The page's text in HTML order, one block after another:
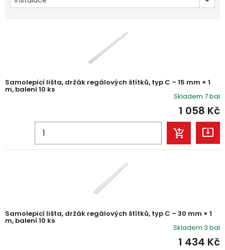
Samolepicí lišta, držák regálových štítků, typ C – 15 mm × 1
m, balení 10 ks
Skladem 7 bal
1 058 Kč
Samolepicí lišta, držák regálových štítků, typ C – 30 mm × 1
m, balení 10 ks
Skladem 3 bal
1 434 Kč